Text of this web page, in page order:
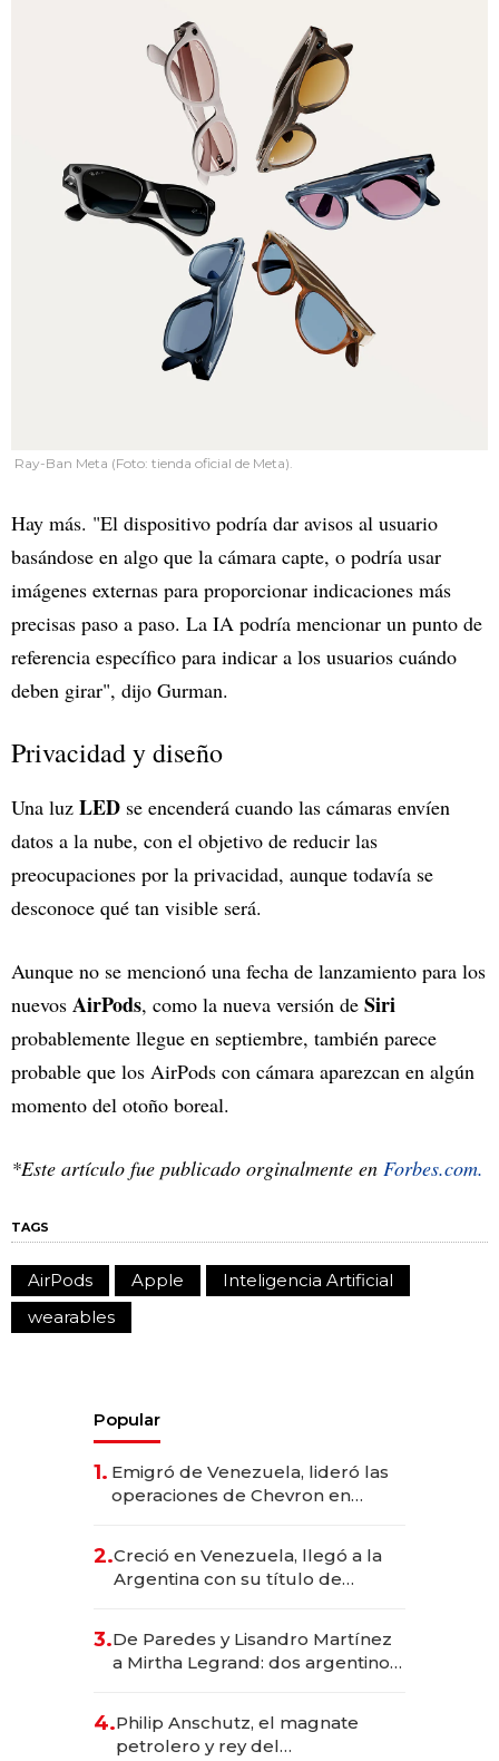
Ray-Ban Meta (Foto: tienda oficial de Meta).
Hay más. "El dispositivo podría dar avisos al usuario
basándose en algo que la cámara capte, o podría usar
imágenes externas para proporcionar indicaciones más
precisas paso a paso. La IA podría mencionar un punto de
referencia específico para indicar a los usuarios cuándo
deben girar", dijo Gurman.
Privacidad y diseño
Una luz LED se encenderá cuando las cámaras envíen
datos a la nube, con el objetivo de reducir las
preocupaciones por la privacidad, aunque todavía se
desconoce qué tan visible será.
Aunque no se mencionó una fecha de lanzamiento para los
nuevos AirPods, como la nueva versión de Siri
probablemente llegue en septiembre, también parece
probable que los AirPods con cámara aparezcan en algún
momento del otoño boreal.
*Este artículo fue publicado orginalmente en Forbes.com.
TAGS
AirPods Apple
Inteligencia Artificial
wearables
Popular
1. Emigró de Venezuela, lideró las
operaciones de Chevron en
2.Creció en Venezuela, llegó a la
Argentina con su título de
las marcas "fast premium"
3.De Paredes y Lisandro Martínez
a Mirtha Legrand: dos argentinos
4.Philip Anschutz, el magnate
petrolero y rey del